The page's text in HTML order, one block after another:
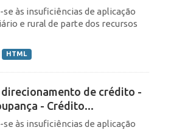
às insuficiências de aplicação
e rural de parte dos recursos
HTML
de crédito -
- Crédito...
às insuficiências de aplicação